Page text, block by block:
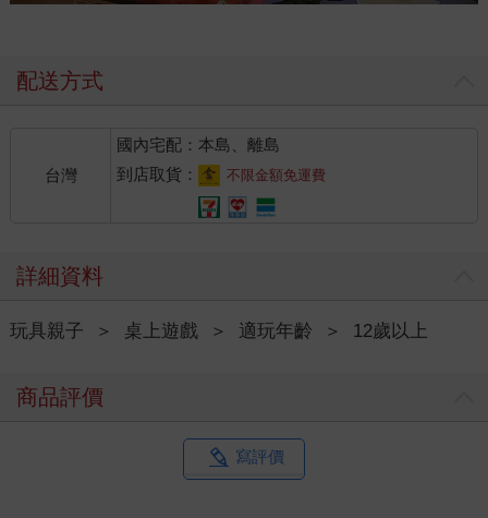
配送方式
台灣
國內宅配：本島、離島
到店取貨：
不限金額免運費
詳細資料
玩具親子 ＞ 桌上遊戲 ＞ 適玩年齡 ＞ 12歲以上
商品評價
寫評價